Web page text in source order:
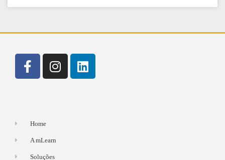
Home
A mLearn
Soluções